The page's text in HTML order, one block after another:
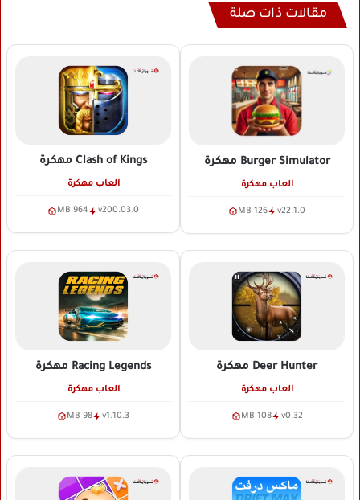
مقالات ذات صلة
Burger Simulator مهكرة
العاب مهكرة
v22.1.0
126 MB
Clash of Kings مهكرة
العاب مهكرة
v200.03.0
964 MB
Deer Hunter مهكرة
العاب مهكرة
v0.32
108 MB
Racing Legends مهكرة
العاب مهكرة
v1.10.3
98 MB